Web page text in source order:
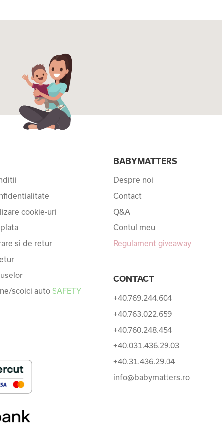
cookie-uri
si de retur
scoici auto SAFETY
BABYMATTERS
Despre noi
Contact
Q&A
Contul meu
Regulament giveaway
CONTACT
+40.769.244.604
+40.763.022.659
+40.760.248.454
+40.031.436.29.03
+40.31.436.29.04
info@babymatters.ro